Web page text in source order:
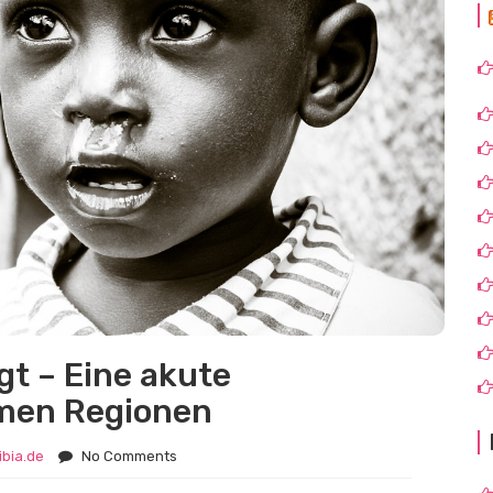
– Eine akute
Regionen
No Comments